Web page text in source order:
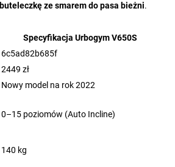
buteleczkę ze smarem do pasa bieżni.
Specyfikacja Urbogym V650S
6c5ad82b685f
2449 zł
Nowy model na rok 2022
0–15 poziomów (Auto Incline)
140 kg